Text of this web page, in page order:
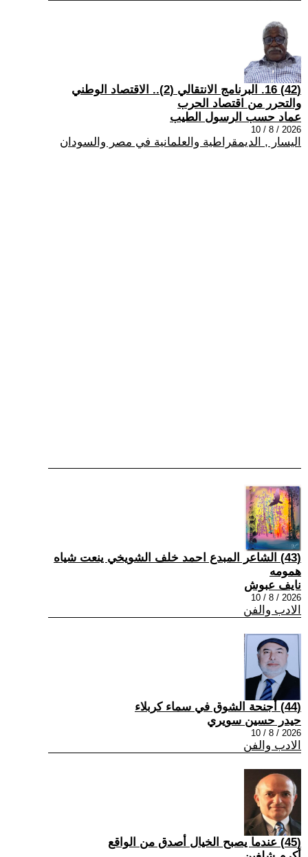
(42) 16. البرنامج الانتقالي (2).. الاقتصاد الوطني
والتحرر من اقتصاد الحرب
عماد حسب الرسول الطيب
2026 / 8 / 10
اليسار , الديمقراطية والعلمانية في مصر والسودان
(43) الشاعر المبدع احمد خلف الشويخي ينعت شياه
همومه
نايف عبوش
2026 / 8 / 10
الادب والفن
(44) أجنحة الشوق في سماء كربلاء
حيدر حسين سويري
2026 / 8 / 10
الادب والفن
(45) عندما يصبح الخيال أصدق من الواقع